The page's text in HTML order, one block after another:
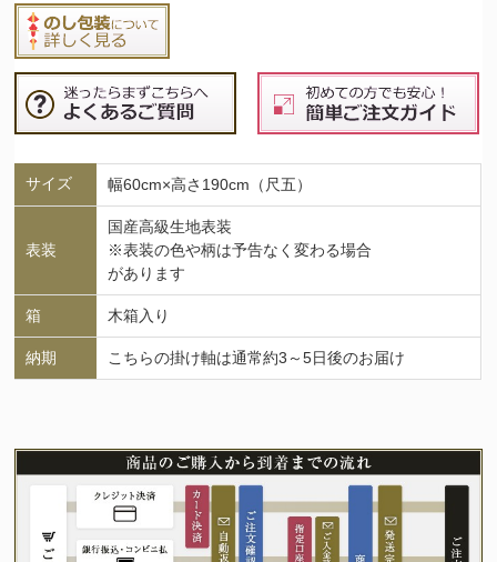
サイズ 幅60cm×高さ190cm（尺五）
表装
国産高級生地表装
※表装の色や柄は予告なく変わる場合
があります
箱 木箱入り
納期 こちらの掛け軸は通常約3～5日後のお届け